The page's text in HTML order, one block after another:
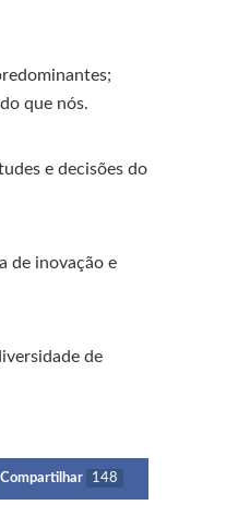
que nós.
e decisões do
de inovação e
de
Compartilhar 148